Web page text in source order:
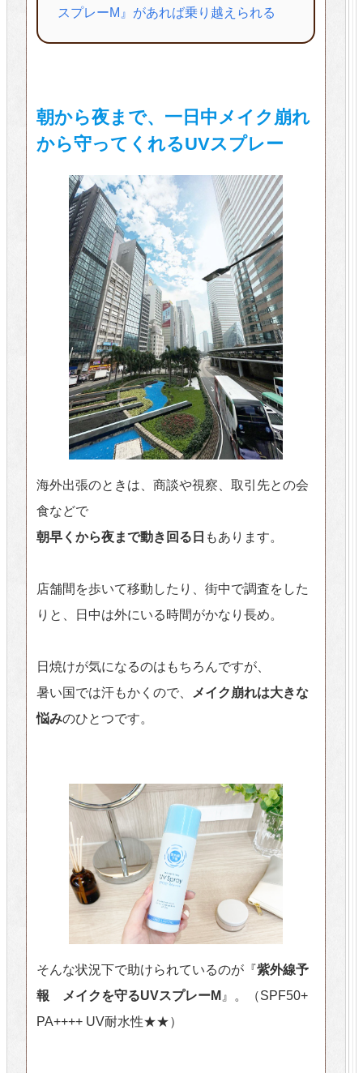
スプレーM』があれば乗り越えられる
朝から夜まで、一日中メイク崩れ
から守ってくれるUVスプレー
海外出張のときは、商談や視察、取引先との会
食などで
朝早くから夜まで動き回る日 もあります。
店舗間を歩いて移動したり、街中で調査をした
りと、日中は外にいる時間がかなり長め。
日焼けが気になるのはもちろんですが、
暑い国では汗もかくので、
メイク崩れは大きな
悩みのひとつです。
そんな状況下で助けられているのが『紫外線予
報 メイクを守るUVスプレーM 』。（SPF50+
PA++++ UV耐水性★★）